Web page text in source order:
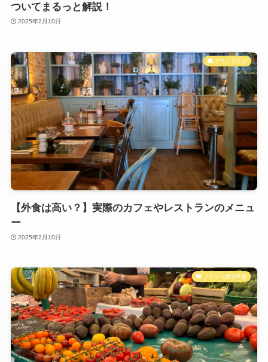
ついてまるっと解説！
2025年2月10日
フランス生活
【外食は高い？】実際のカフェやレストランのメニュ
ー
2025年2月10日
フランス留学準備